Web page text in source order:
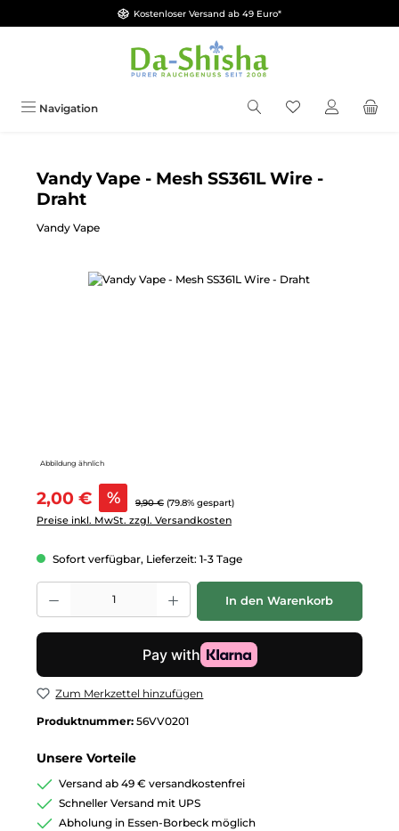
Zum Hauptinhalt springenKostenloser Versand ab 49 Euro*
Navigation Du hast 0
Vandy Vape - Mesh SS361L Wire -
Draht
Vandy Vape
Bildergalerie überspringen
Abbildung ähnlich
Verkaufspreis:
2,00 € % Regulärer Preis:
9,90 € (79.8% gespart)
Preise inkl. MwSt. zzgl. Versandkosten
Sofort verfügbar, Lieferzeit: 1-3 Tage
Produkt Anzahl: Gib den gewünschten Wert ein oder benutze die
In den Warenkorb
Zum Merkzettel hinzufügen
Produktnummer: 56VV0201
Unsere Vorteile
Versand ab 49 € versandkostenfrei
Schneller Versand mit UPS
Abholung in Essen-Borbeck möglich